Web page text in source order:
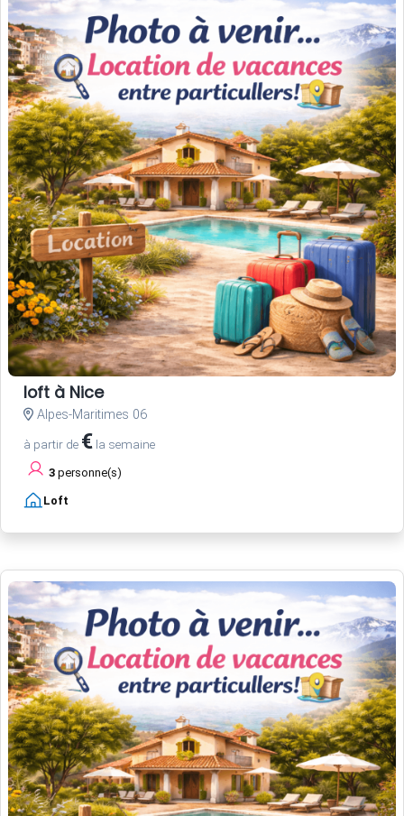
loft à Nice
Alpes-Maritimes 06
à partir de € la semaine
3 personne(s)
Loft